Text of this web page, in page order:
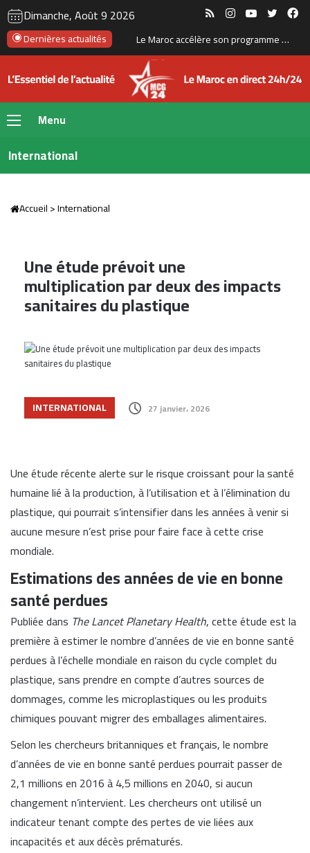
Dimanche, Août 9 2026 RSS InstagramYouTube
Dernières actualités Le Maroc et les États-Unis testent un missile à longue portée près de Tan-Tan
Menu
International
Accueil>International
Une étude prévoit une
multiplication par deux des impacts
sanitaires du plastique
INTERNATIONAL 27 janvier، 2026
Une étude récente alerte sur le risque croissant pour la santé
humaine lié à la production, à l’utilisation et à l’élimination du
plastique, qui pourrait s’intensifier dans les années à venir si
aucune mesure n’est prise pour faire face à cette crise
mondiale.
Estimations des années de vie en bonne
santé perdues
Publiée dans The Lancet Planetary Health, cette étude est la
première à estimer le nombre d’années de vie en bonne santé
perdues à l’échelle mondiale en raison du cycle complet du
plastique, sans prendre en compte d’autres sources de
dommages, comme les microplastiques ou les produits
chimiques pouvant migrer des emballages alimentaires.
Selon les chercheurs britanniques et français, le nombre
d’années de vie en bonne santé perdues pourrait passer de
2,1 millions en 2016 à 4,5 millions en 2040, si aucun
changement n’intervient. Les chercheurs ont utilisé un
indicateur tenant compte des pertes de vie liées aux
incapacités et aux décès prématurés.